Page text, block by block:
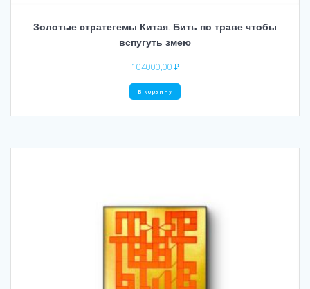
Золотые стратегемы Китая. Бить по траве чтобы
вспугуть змею
104000,00 ₽
В корзину